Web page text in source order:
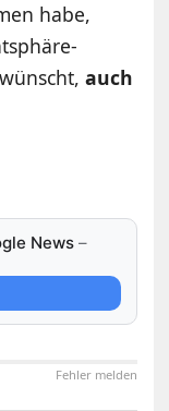
habe,
auch
News –
Fehler melden